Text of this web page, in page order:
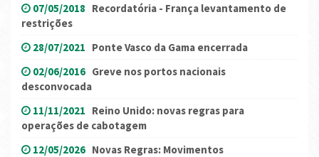
07/05/2018 Recordatória - França levantamento de
restrições
28/07/2021 Ponte Vasco da Gama encerrada
02/06/2016 Greve nos portos nacionais
desconvocada
11/11/2021 Reino Unido: novas regras para
operações de cabotagem
12/05/2026 Novas Regras: Movimentos